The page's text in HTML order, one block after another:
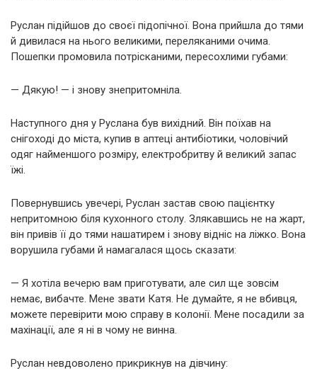
Руслан підійшов до своєї підопічної. Вона прийшла до тями
й дивилася на нього великими, переляканими очима.
Пошепки промовила потрісканими, пересохлими губами:
— Дякую! — і знову знепритомніла.
Наступного дня у Руслана був вихідний. Він поїхав на
снігоході до міста, купив в аптеці антибіотики, чоловічий
одяг найменшого розміру, електробритву й великий запас
їжі.
Повернувшись увечері, Руслан застав свою пацієнтку
непритомною біля кухонного столу. Злякавшись не на жарт,
він привів її до тями нашатирем і знову відніс на ліжко. Вона
ворушила губами й намагалася щось сказати:
— Я хотіла вечерю вам приготувати, але сил ще зовсім
немає, вибачте. Мене звати Катя. Не думайте, я не вбивця,
можете перевірити мою справу в колонії. Мене посадили за
махінації, але я ні в чому не винна.
Руслан невдоволено прикрикнув на дівчину: